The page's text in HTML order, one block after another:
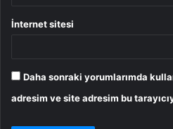
İnternet sitesi
Daha sonraki yorumlarımda
adresim ve site adresim bu